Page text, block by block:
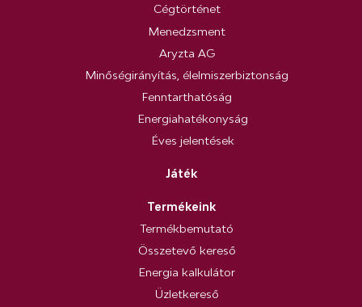
Cégtörténet
Menedzsment
Aryzta AG
Minőségirányítás, élelmiszerbiztonság
Fenntarthatóság
Energiahatékonyság
Éves jelentések
Játék
Termékeink
Termékbemutató
Összetevő kereső
Energia kalkulátor
Üzletkereső